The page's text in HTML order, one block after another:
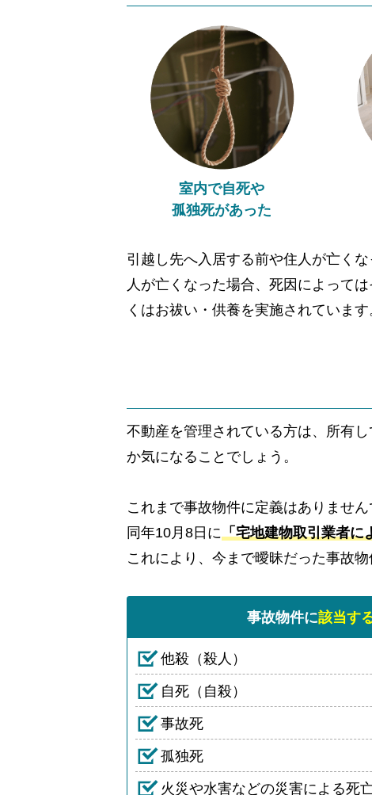
室内で自死や
孤独死があった
引越し先へ入居する前や住人が亡く
人が亡くなった場合、死因によって
くはお祓い・供養を実施されています
不動産を管理されている方は、所有
か気になることでしょう。
これまで事故物件に定義はありませ
同年10月8日に 「宅地建物取引業者
これにより、今まで曖昧だった事故
事故物件に該当す
他殺（殺人）
自死（自殺）
事故死
孤独死
火災や水害などの災害による死